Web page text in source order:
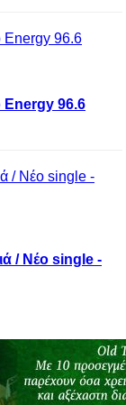
Energy 96.6
/ Νέο single -